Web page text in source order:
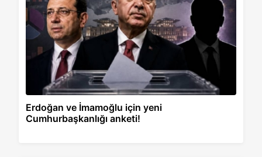
Erdoğan ve İmamoğlu için yeni
Cumhurbaşkanlığı anketi!